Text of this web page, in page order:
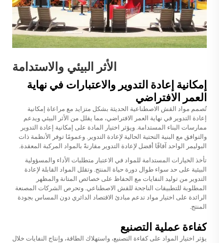
الأثر البيئي والاستدامة
إمكانية إعادة التدوير والاعتبارات في نهاية
العمر الافتراضي
تُصمم مواد القش الاصطناعية الحديثة بشكل متزايد مع مراعاة إمكانية
إعادة التدوير في نهاية العمر الافتراضي، مما يقلل من الأثر البيئي ويدعم
ممارسات البناء المستدامة. ويؤثر اختيار المادة على إمكانية إعادة التدوير
والتوافق مع البنية التحتية الحالية لإعادة التدوير. وعمومًا توفر الأنظمة ذات
البوليمر الواحد آفاقًا أفضل لإعادة التدوير مقارنةً بالمواد المركبة المعقدة.
تأخذ الخيارات المستدامة للمواد في الاعتبار متطلبات الأداء والمسؤولية
البيئية على حد سواء طوال دورة حياة المنتج. وتقلل المواد القابلة لإعادة
التدوير من توليد النفايات مع الحفاظ على خصائص المتانة والمظهر
المطلوبة للتطبيقات الناجحة للقش الاصطناعي. وتحرص الشركات المصنعة
الرائدة على اختيار مواد تدعم مبادئ الاقتصاد الدائري دون المساس بجودة
المنتج.
كفاءة عملية التصنيع
يؤثر اختيار المواد على كفاءة التصنيع، واستهلاك الطاقة، وإنتاج النفايات خلال